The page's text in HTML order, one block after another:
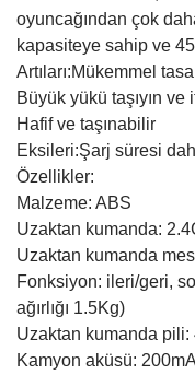
oyuncağından çok
kapasiteye sahip ve
Artıları:Mükemmel
Büyük yükü taşıyın ve
Hafif ve taşınabilir
Eksileri:Şarj süresi
Özellikler:
Malzeme: ABS
Uzaktan kumanda:
Uzaktan kumanda
Fonksiyon: ileri/geri,
ağırlığı 1.5Kg)
Uzaktan kumanda
Kamyon aküsü: